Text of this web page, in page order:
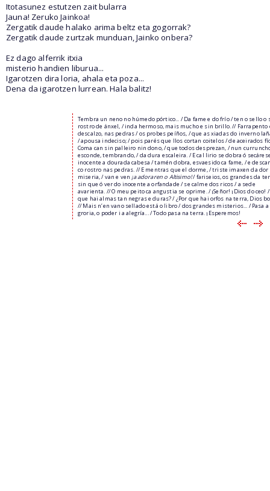
Itotasunez estutzen zait bularra
Jauna! Zeruko Jainkoa!
Zergatik daude halako arima beltz eta gogorrak?
Zergatik daude zurtzak munduan, Jainko onbera?
Ez dago alferrik itxia
misterio handien liburua...
Igarotzen dira loria, ahala eta poza...
Dena da igarotzen lurrean. Hala balitz!
Tembra un neno no húmedo pórtico... / Da fame e do frío / ten o sello o
rostro de ánxel, / inda hermoso, mais mucho e sin brillo. // Farrapento
descalzo, nas pedras / os probes peíños, / que as xiadas do inverno
/ apousa indeciso; / pois parés que llos cortan coitelos / de aceirados
Coma can sin palleiro nin dono, / que todos desprezan, / nun
esconde, tembrando, / da dura escaleira. / E cal lirio se dobra ó
inocente a dourada cabesa / tamén dobra, esvaesido ca fame, / e
co rostro nas pedras. // E mentras que el dorme, / triste imaxen da dor
miseria, / van e ven ¡a adoraren o Altisimo!/ fariseios, os grandes da
sin que ó ver do inocente a orfandade / se calme dos ricos / a sede
avarienta. // O meu peito ca angustia se oprime. / ¡Señor! ¡Dios do ceo! /
que hai almas tan negras e duras? / ¿Por que hai orfos na terra, Dios
// Mais n’en vano sellado está o libro / dos grandes misterios... / Pasa a
groria, o poder i a alegría... / Todo pasa na terra. ¡Esperemos!